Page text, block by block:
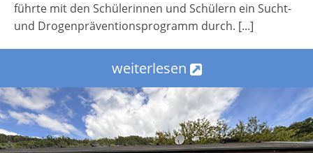
führte mit den Schülerinnen und Schülern ein Sucht-
und Drogenpräventionsprogramm durch. [...]
weiterlesen